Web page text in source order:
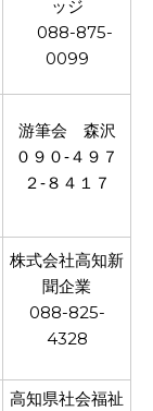
ッジ
088-875-
0099
游筆会 森沢
０９０‐４９７
２‐８４１７
株式会社高知新
聞企業
088-825-
4328
高知県社会福祉